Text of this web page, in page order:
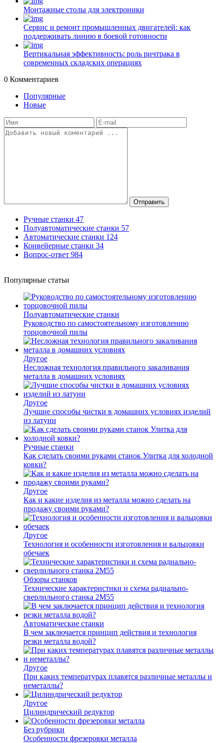
Монтажные столы для электроники
Сервис и ремонт промышленных двигателей: как
поддерживать линию в боевой готовности
Вертикальная эффективность: роль ричтрака в
современных складских операциях
0 Комментариев
Популярные
Новые
Отправить
Ручные станки 47
Полуавтоматические станки 57
Автоматические станки 124
Конвейерные станки 34
Вопрос-ответ 984
Популярные статьи
Полуавтоматические станки
Руководство по самостоятельному изготовлению
торцовочной пилы
Другое
Несложная технология правильного закаливания
металла в домашних условиях
Другое
Лучшие способы чистки в домашних условиях изделий
из латуни
Ручные станки
Как сделать своими руками станок Улитка для холодной
ковки?
Другое
Как и какие изделия из металла можно сделать на
продажу своими руками?
Другое
Технология и особенности изготовления и вальцовки
обечаек
Обзоры станков
Технические характеристики и схема радиально-
сверлильного станка 2М55
Автоматические станки
В чем заключается принцип действия и технология
резки металла водой?
Другое
При каких температурах плавятся различные металлы и
неметаллы?
Другое
Цилиндрический редуктор
Без рубрики
Особенности фрезеровки металла